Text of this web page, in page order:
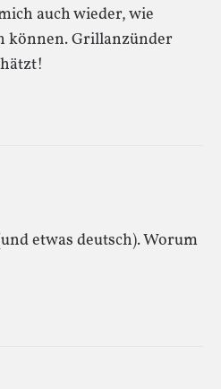
auch wieder, wie
können. Grillanzünder
etwas deutsch). Worum